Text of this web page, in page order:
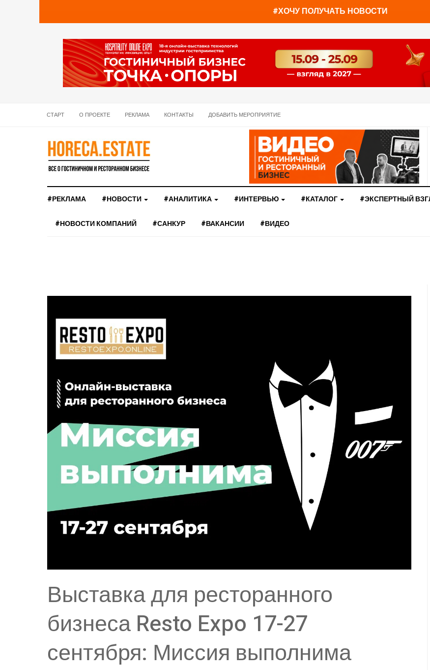
#ХОЧУ ПОЛУЧАТЬ НОВОСТИ
СТАРТ О ПРОЕКТЕ РЕКЛАМА КОНТАКТЫ ДОБАВИТЬ МЕРОПРИЯТИЕ
#РЕКЛАМА #НОВОСТИ #АНАЛИТИКА #ИНТЕРВЬЮ #КАТАЛОГ #ЭКСПЕРТНЫЙ
#НОВОСТИ КОМПАНИЙ #САНКУР #ВАКАНСИИ #ВИДЕО
Выставка для ресторанного
бизнеса Resto Expo 17-27
сентября: Миссия выполнима